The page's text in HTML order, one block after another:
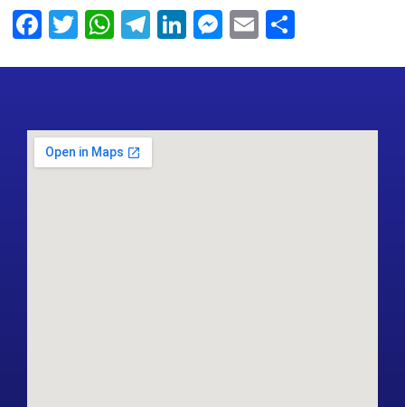
Facebook
Twitter
WhatsApp
Telegram
LinkedIn
Messenger
Email